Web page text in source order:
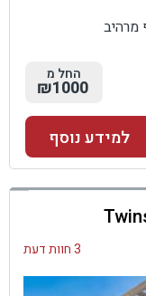
מרהיב
החל מ
₪1000
למידע נוסף
3 חוות דעת